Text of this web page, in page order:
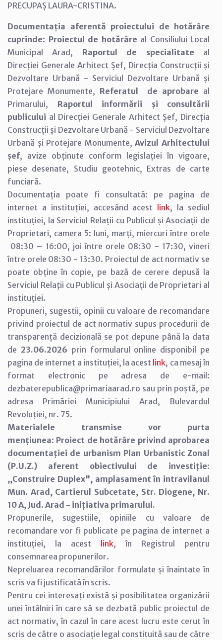
PRECUPAȘ LAURA-CRISTINA.
Documentația aferentă proiectului de hotărâre
cuprinde: Proiectul de hotărâre al Consiliului Local
Municipal Arad, Raportul de specialitate al
Direcției Generale Arhitect Șef, Direcția Construcții și
Dezvoltare Urbană - Serviciul Dezvoltare Urbană și
Protejare Monumente, Referatul de aprobare al
Primarului, Raportul informării și consultării
publicului al Direcției Generale Arhitect Șef, Direcția
Construcții și Dezvoltare Urbană - Serviciul Dezvoltare
Urbană și Protejare Monumente,Avizul Arhitectului
șef, avize obținute conform legislației în vigoare,
piese desenate, Studiu geotehnic, Extras de carte
funciară.
Documentația poate fi consultată: pe pagina de
internet a instituției, accesând acest
link, la sediul
instituției, la Serviciul Relații cu Publicul și Asociații de
Proprietari, camera 5: luni, marți, miercuri între orele
08:30 – 16:00, joi între orele 08:30 - 17:30, vineri
între orele 08:30 - 13:30. Proiectul de act normativ se
poate obține în copie, pe bază de cerere depusă la
Serviciul Relaţii cu Publicul și Asociații de Proprietari al
instituției.
Propuneri, sugestii, opinii cu valoare de recomandare
privind proiectul de act normativ supus procedurii de
transparență decizională se pot depune până la data
de 23.06.2026 prin formularul online disponibil pe
pagina de internet a instituției, la acest link, ca mesaj în
format electronic pe adresa de e-mail:
dezbaterepublica@primariaarad.ro sau prin poștă, pe
adresa Primăriei Municipiului Arad, Bulevardul
Revoluției, nr. 75.
Materialele transmise vor purta
mențiunea: Proiect de hotărâre privind aprobarea
documentației de urbanism Plan Urbanistic Zonal
(P.U.Z.) aferent obiectivului de investiție:
,,Construire Duplex", amplasament în intravilanul
Mun. Arad, Cartierul Subcetate, Str. Diogene, Nr.
10 A, Jud. Arad - inițiativa primarului.
Propunerile, sugestiile, opiniile cu valoare de
recomandare vor fi publicate pe pagina de internet a
instituției, la acest
link, în Registrul pentru
consemnarea propunerilor.
Nepreluarea recomandărilor formulate și înaintate în
scris va fi justificată în scris.
Pentru cei interesați există și posibilitatea organizării
unei întâlniri în care să se dezbată public proiectul de
act normativ, în cazul în care acest lucru este cerut în
scris de către o asociație legal constituită sau de către